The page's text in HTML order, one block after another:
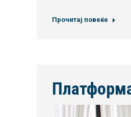
Прочитај повеќе